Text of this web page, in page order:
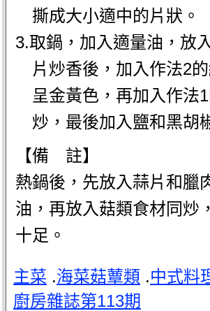
撕成大小適中的片狀。
3.取鍋，加入適量油，放
片炒香後，加入作法2
呈金黃色，再加入作法
炒，最後加入鹽和黑胡
【備 註】
熱鍋後，先放入蒜片和臘
油，再放入菇類食材同炒
十足。
主菜 .海菜菇蕈類 .中式料
廚房雜誌第113期